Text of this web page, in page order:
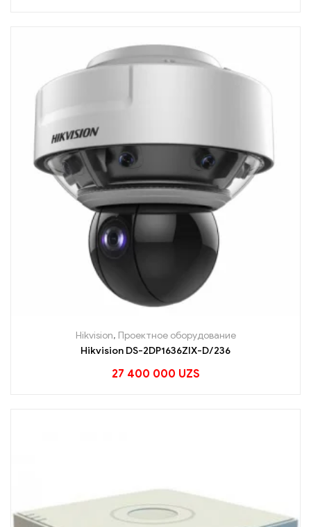
Hikvision, Проектное оборудование
Hikvision DS-2DP1636ZIX-D/236
27 400 000 UZS